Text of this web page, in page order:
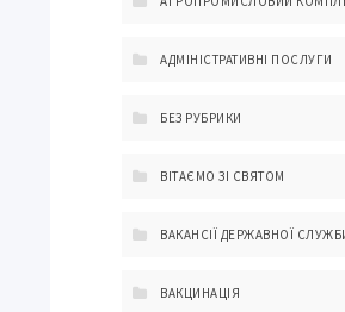
АДМІНІСТРАТИВНІ ПОСЛУГИ
БЕЗ РУБРИКИ
ВІТАЄМО ЗІ СВЯТОМ
ВАКАНСІЇ ДЕРЖАВНОЇ
ВАКЦИНАЦІЯ